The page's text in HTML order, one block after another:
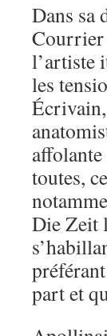
Dans sa
Courrier
l’artiste
les
toutes,
Die Zeit
part et